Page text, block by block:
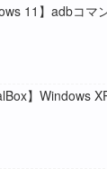
11】adbコマ
】Windows